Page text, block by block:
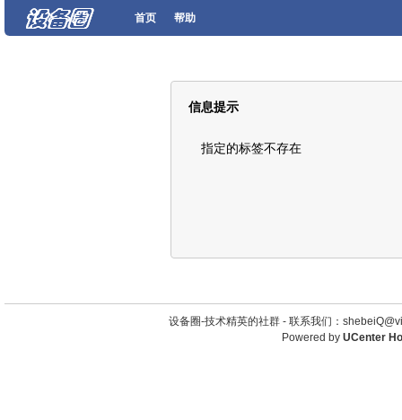
首页 帮助
信息提示
指定的标签不存在
设备圈-技术精英的社群 - 联系我们：
Powered by UCenter